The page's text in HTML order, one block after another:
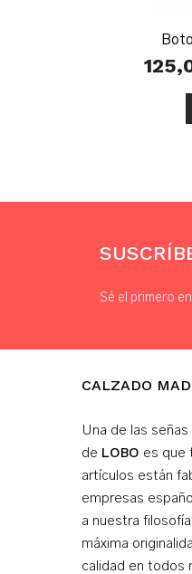
Sé el primero
CALZADO
Una de las
de LOBO es que
artículos están
empresas
a nuestra
máxima
calidad en todos